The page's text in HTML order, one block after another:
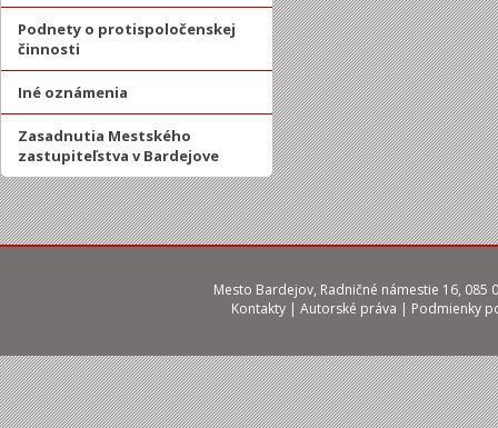
Podnety o protispoločenskej
činnosti
Iné oznámenia
Zasadnutia Mestského
zastupiteľstva v Bardejove
Mesto Bardejov, Radničné námestie 16, 085
Kontakty | Autorské práva | Podmienky